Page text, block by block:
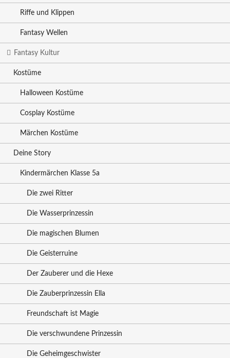
Riffe und Klippen
Fantasy Wellen
Fantasy Kultur
Kostüme
Halloween Kostüme
Cosplay Kostüme
Märchen Kostüme
Deine Story
Kindermärchen Klasse 5a
Die zwei Ritter
Die Wasserprinzessin
Die magischen Blumen
Die Geisterruine
Der Zauberer und die Hexe
Die Zauberprinzessin Ella
Freundschaft ist Magie
Die verschwundene Prinzessin
Die Geheimgeschwister